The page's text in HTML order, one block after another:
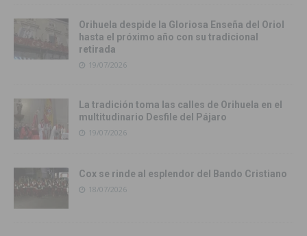
Orihuela despide la Gloriosa Enseña del Oriol
hasta el próximo año con su tradicional
retirada
19/07/2026
La tradición toma las calles de Orihuela en el
multitudinario Desfile del Pájaro
19/07/2026
Cox se rinde al esplendor del Bando Cristiano
18/07/2026